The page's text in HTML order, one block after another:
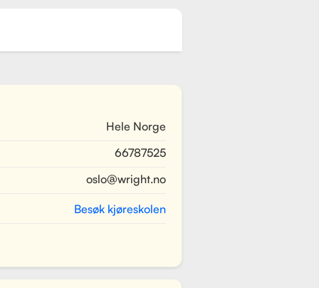
Hele Norge
66787525
oslo@wright.no
Besøk kjøreskolen